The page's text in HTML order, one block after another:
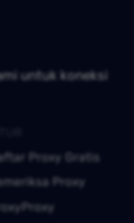
untuk koneksi
Proxy Gratis
Proxy